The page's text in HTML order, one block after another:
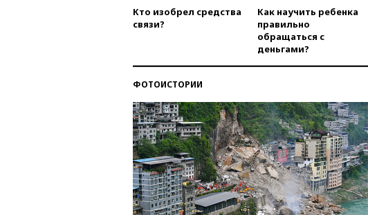
Кто изобрел средства
связи?
Как научить ребенка
правильно
обращаться с
деньгами?
ФОТОИСТОРИИ